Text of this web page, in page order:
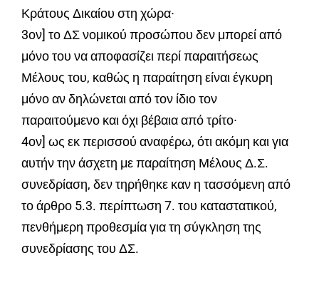
Κράτους Δικαίου στη χώρα∙
3ον] το ΔΣ νομικού προσώπου δεν μπορεί από
μόνο του να αποφασίζει περί παραιτήσεως
Μέλους του, καθώς η παραίτηση είναι έγκυρη
μόνο αν δηλώνεται από τον ίδιο τον
παραιτούμενο και όχι βέβαια από τρίτο∙
4ον] ως εκ περισσού αναφέρω, ότι ακόμη και για
αυτήν την άσχετη με παραίτηση Μέλους Δ.Σ.
συνεδρίαση, δεν τηρήθηκε καν η τασσόμενη από
το άρθρο 5.3. περίπτωση 7. του καταστατικού,
πενθήμερη προθεσμία για τη σύγκληση της
συνεδρίασης του ΔΣ.